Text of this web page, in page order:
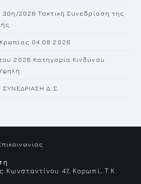
2026 Τακτική Συνεδρίαση της
04.08.2026
2026 Κατηγορία Κινδύνου
ΣΥΝΕΔΡΙΑΣΗ Δ.Σ
Κωνσταντίνου 47, Κορωπί, Τ.Κ.